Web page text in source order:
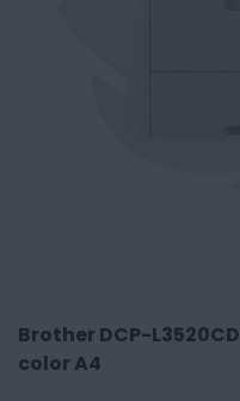
Brother DCP-
color A4